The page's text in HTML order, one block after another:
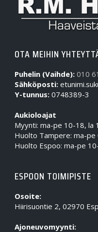
OTA MEIHIN
Puhelin (Vaihde): 010
Sähköposti:
Y-tunnus: 0748389-3
Aukioloajat
Myynti: ma-pe 10-18, la
Huolto Tampere: ma-pe
Huolto Espoo: ma-pe
ESPOON TOIMIPISTE
Osoite:
Hiirisuontie 2, 02970
Ajoneuvomyynti: